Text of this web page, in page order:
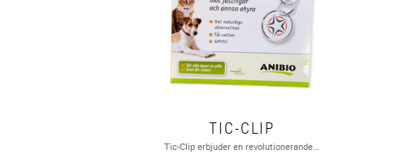
TIC-CLIP